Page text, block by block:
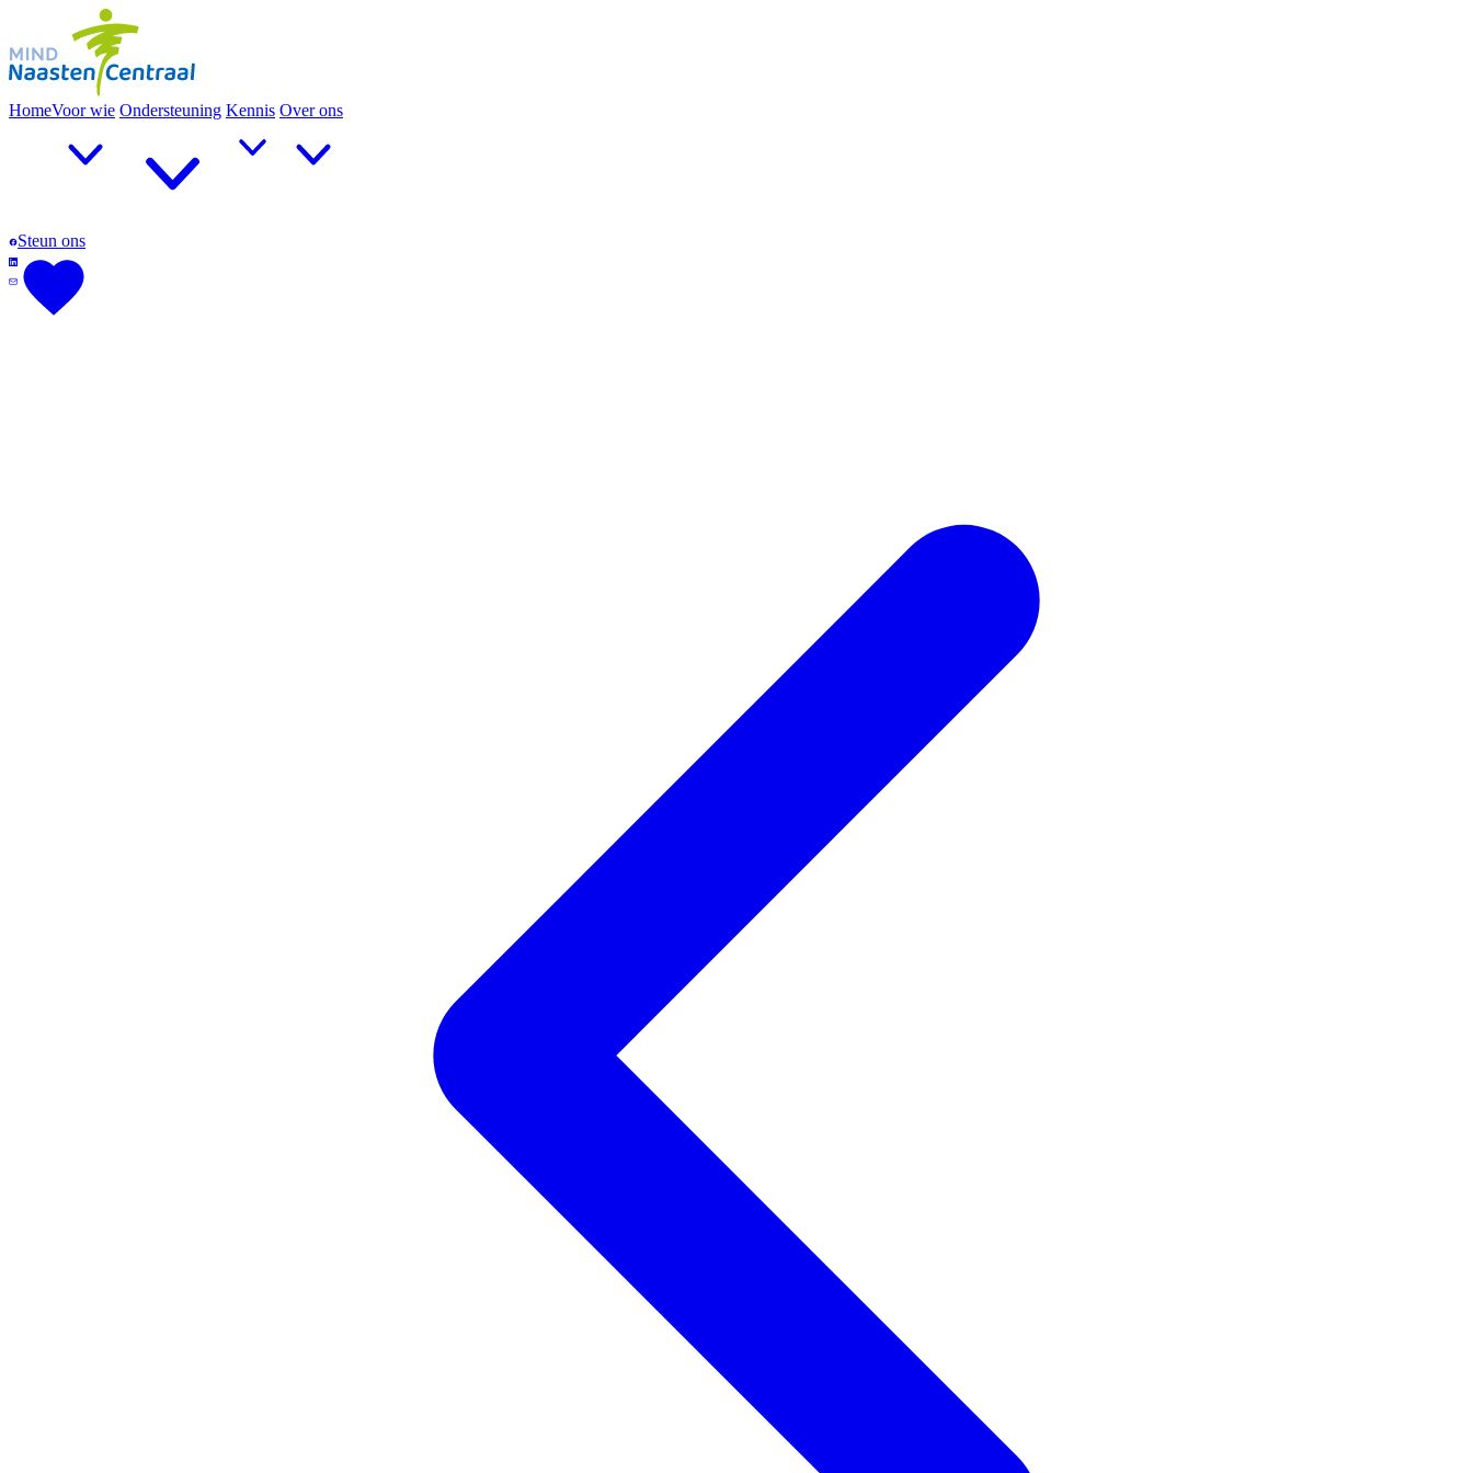
HomeVoor wie Ondersteuning Kennis Over ons
Steun ons